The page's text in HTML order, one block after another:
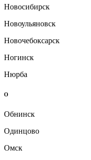
Новосибирск
Новоульяновск
Новочебоксарск
Ногинск
Нюрба
О
Обнинск
Одинцово
Омск